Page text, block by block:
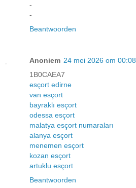
-
-
Beantwoorden
Anoniem 24 mei 2026 om 00:08
1B0CAEA7
esçort edirne
van esçort
bayraklı esçort
odessa esçort
malatya esçort numaraları
alanya esçort
menemen esçort
kozan esçort
artuklu esçort
Beantwoorden